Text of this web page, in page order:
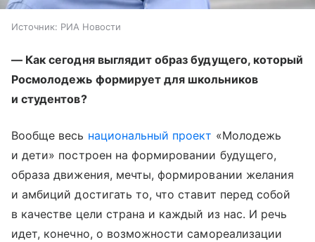
Источник: РИА Новости
— Как сегодня выглядит образ будущего, который
Росмолодежь формирует для школьников
и студентов?
Вообще весь национальный проект «Молодежь
и дети» построен на формировании будущего,
образа движения, мечты, формировании желания
и амбиций достигать то, что ставит перед собой
в качестве цели страна и каждый из нас. И речь
идет, конечно, о возможности самореализации